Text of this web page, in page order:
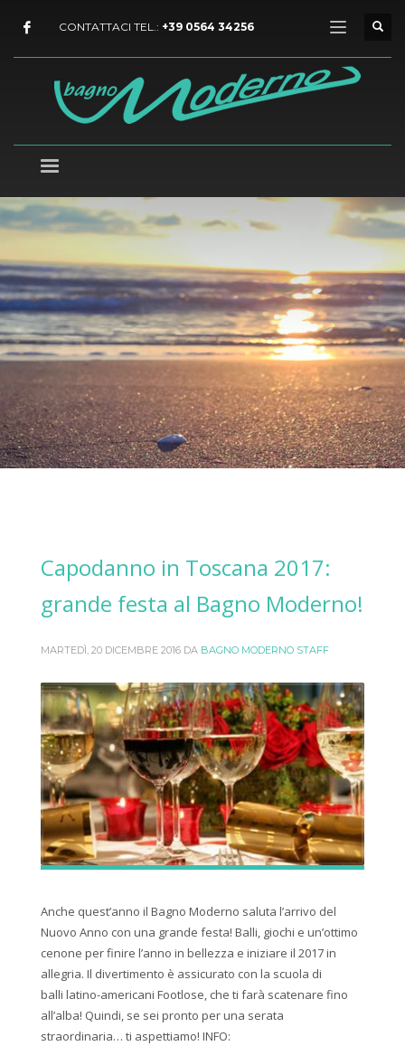
CONTATTACI TEL.: +39 0564 34256
Capodanno in Toscana 2017:
grande festa al Bagno Moderno!
MARTEDÌ, 20 DICEMBRE 2016 DA BAGNO MODERNO STAFF
Anche quest’anno il Bagno Moderno saluta l’arrivo del
Nuovo Anno con una grande festa! Balli, giochi e un’ottimo
cenone per finire l’anno in bellezza e iniziare il 2017 in
allegria. Il divertimento è assicurato con la scuola di
balli latino-americani Footlose, che ti farà scatenare fino
all’alba! Quindi, se sei pronto per una serata
straordinaria… ti aspettiamo! INFO: